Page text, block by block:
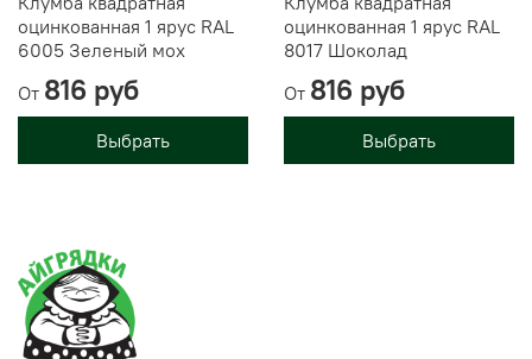
оцинкованная 1 ярус RAL
6005 Зеленый мох
От 816 руб
Выбрать
оцинкованная 1 ярус RAL
8017 Шоколад
От 816 руб
Выбрать